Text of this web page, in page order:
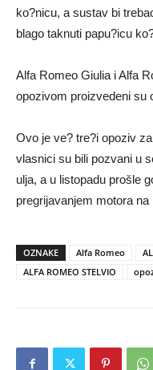
ko?nicu, a sustav bi
blago taknuti papu?icu
Alfa Romeo Giulia i Alfa
opozivom proizvedeni su
Ovo je ve? tre?i opoziv
vlasnici su bili pozvani u
ulja, a u listopadu prošle
pregrijavanjem motora
OZNAKE Alfa Romeo
ALFA ROMEO STELVIO